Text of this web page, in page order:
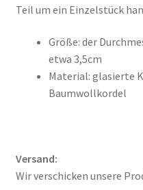
Teil um ein Einzelstück
Größe: der
etwa 3,5cm
Material: glasierte
Baumwollkordel
Versand:
Wir verschicken unsere